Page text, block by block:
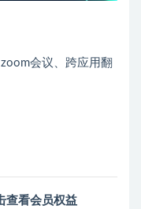
会议、跨应用翻
查看会员权益